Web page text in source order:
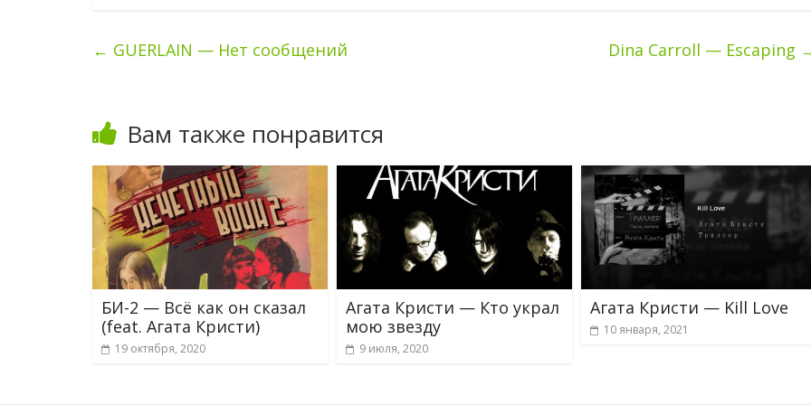
← GUERLAIN — Нет сообщений Dina Carroll — Escaping
Вам также понравится
БИ-2 — Всё как он сказал
(feat. Агата Кристи)
19 октября, 2020
Агата Кристи — Кто украл
мою звезду
9 июля, 2020
Агата Кристи — Kill Love
10 января, 2021